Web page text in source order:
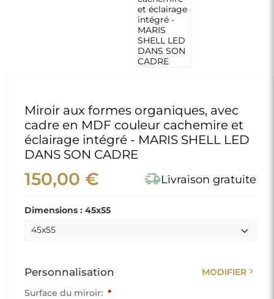
Miroir aux formes organiques, avec
cadre en MDF couleur cachemire et
éclairage intégré - MARIS SHELL LED
DANS SON CADRE
150,00 € delivery_truck_speedLivraison gratuite
Dimensions : 45x55
Personnalisation MODIFIER chevron_right
Surface du miroir: *